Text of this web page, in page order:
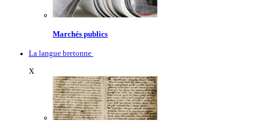
Marchés publics
La langue bretonne
X